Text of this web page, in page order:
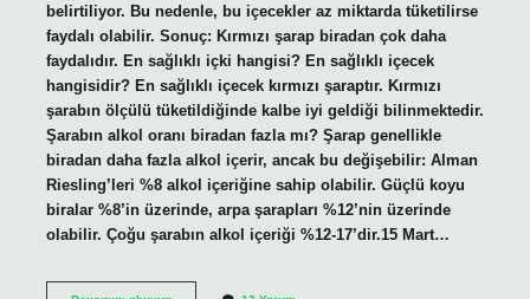
belirtiliyor. Bu nedenle, bu içecekler az miktarda tüketilirse
faydalı olabilir. Sonuç: Kırmızı şarap biradan çok daha
faydalıdır. En sağlıklı içki hangisi? En sağlıklı içecek
hangisidir? En sağlıklı içecek kırmızı şaraptır. Kırmızı
şarabın ölçülü tüketildiğinde kalbe iyi geldiği bilinmektedir.
Şarabın alkol oranı biradan fazla mı? Şarap genellikle
biradan daha fazla alkol içerir, ancak bu değişebilir: Alman
Riesling’leri %8 alkol içeriğine sahip olabilir. Güçlü koyu
biralar %8’in üzerinde, arpa şarapları %12’nin üzerinde
olabilir. Çoğu şarabın alkol içeriği %12-17’dir.15 Mart…